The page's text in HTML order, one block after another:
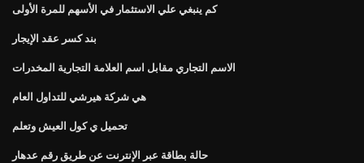
كم ينبغي علي الاستثمار في الأسهم للمرة الأولى
بند كسر عقد الإيجار
الاسم التجاري مقابل اسم العلامة التجارية المخدرات
هي شركة هيرشي للتداول العام
تحميل ي كول العيش وتعلم
حالة بطاقة عبر الإنترنت عن طريق رقم عدهار